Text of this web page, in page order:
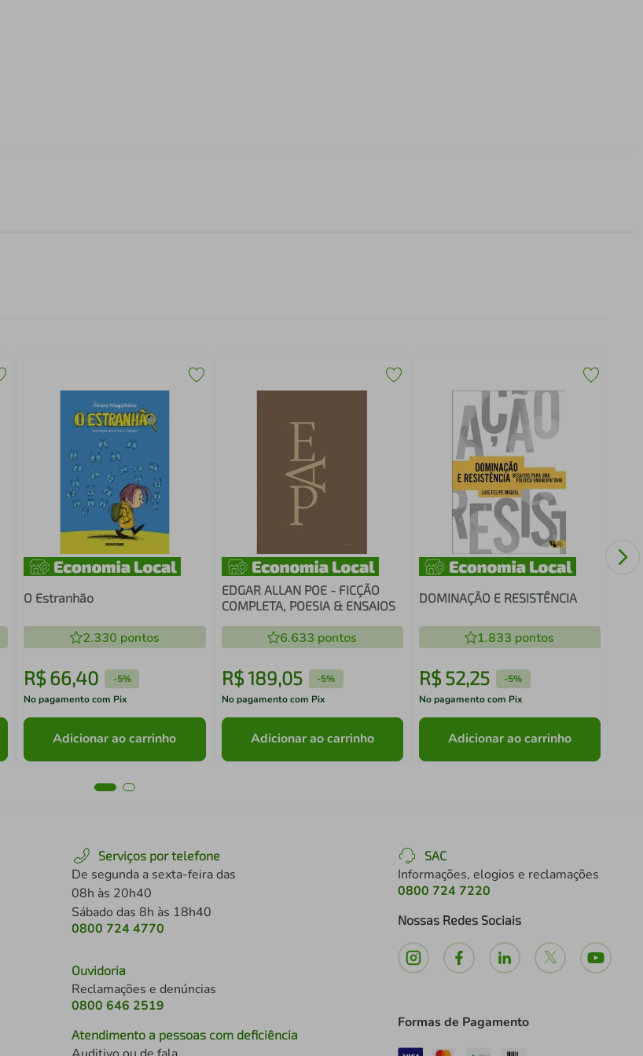
O Estranhão
2.330 pontos
R$66,40 -5%
No pagamento com Pix
Adicionar ao carrinho
EDGAR ALLAN POE - FICÇÃO
COMPLETA, POESIA & ENSAIOS
6.633 pontos
R$189,05 -5%
No pagamento com Pix
Adicionar ao carrinho
DOMINAÇÃO E RESISTÊNCIA
1.833 pontos
R$ 52,25 -5%
No pagamento com Pix
Adicionar ao carrinho
Serviços por telefone
De segunda a sexta-feira das
08h às 20h40
Sábado das 8h às 18h40
0800 724 4770
Ouvidoria
Reclamações e denúncias
0800 646 2519
Atendimento a pessoas com deficiência
SAC
Informações, elogios e reclamações
0800 724 7220
Nossas Redes Sociais
Formas de Pagamento